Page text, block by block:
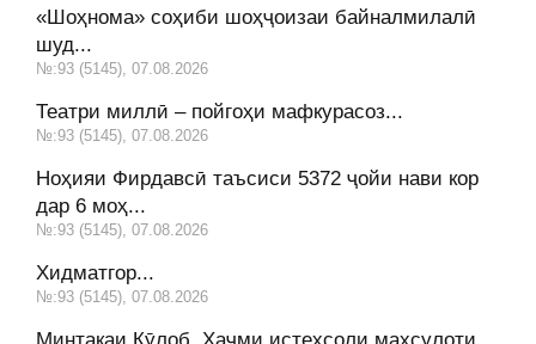
«Шоҳнома» соҳиби шоҳҷоизаи байналмилалӣ
шуд...
№:93 (5145), 07.08.2026
Театри миллӣ – пойгоҳи мафкурасоз...
№:93 (5145), 07.08.2026
Ноҳияи Фирдавсӣ таъсиси 5372 ҷойи нави кор
дар 6 моҳ...
№:93 (5145), 07.08.2026
Хидматгор...
№:93 (5145), 07.08.2026